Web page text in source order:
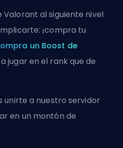
Valorant al siguiente nivel
¡compra tu
un Boost de
jugar en el rank que de
unirte a nuestro servidor
en un montón de